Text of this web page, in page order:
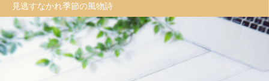
見逃すなかれ季節の風物詩